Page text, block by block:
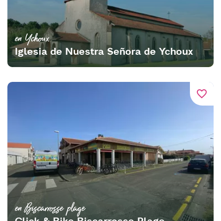
en Ychoux
Iglesia de Nuestra Señora de Ychoux
favorite_border
en Biscarrosse plage